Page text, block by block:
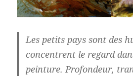
Les petits pays sont des
concentrent le regard
peinture. Profondeur,